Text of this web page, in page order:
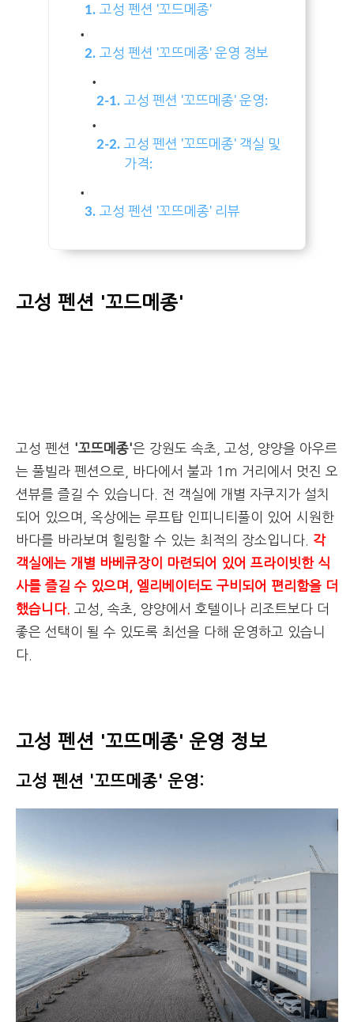
1 고성 펜션 '꼬드메종'
2 고성 펜션 '꼬뜨메종' 운영 정보
2-1 고성 펜션 '꼬뜨메종' 운영:
2-2 고성 펜션 '꼬뜨메종' 객실 및
가격:
3 고성 펜션 '꼬뜨메종' 리뷰
고성 펜션 '꼬드메종'
고성 펜션 '꼬뜨메종'은 강원도 속초, 고성, 양양을 아우르
는 풀빌라 펜션으로, 바다에서 불과 1m 거리에서 멋진 오
션뷰를 즐길 수 있습니다. 전 객실에 개별 자쿠지가 설치
되어 있으며, 옥상에는 루프탑 인피니티풀이 있어 시원한
바다를 바라보며 힐링할 수 있는 최적의 장소입니다. 각
객실에는 개별 바베큐장이 마련되어 있어 프라이빗한 식
사를 즐길 수 있으며, 엘리베이터도 구비되어 편리함을 더
했습니다.
고성, 속초, 양양에서 호텔이나 리조트보다 더
좋은 선택이 될 수 있도록 최선을 다해 운영하고 있습니
다.
고성 펜션 '꼬뜨메종' 운영 정보
고성 펜션 '꼬뜨메종' 운영: